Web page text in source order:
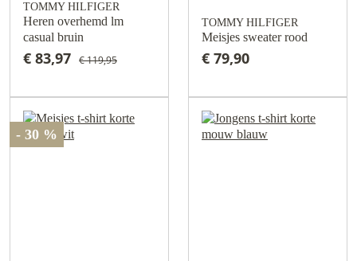
TOMMY HILFIGER
Heren overhemd lm
casual bruin
€ 83,97 € 119,95
TOMMY HILFIGER
Meisjes sweater rood
€ 79,90
- 30 %